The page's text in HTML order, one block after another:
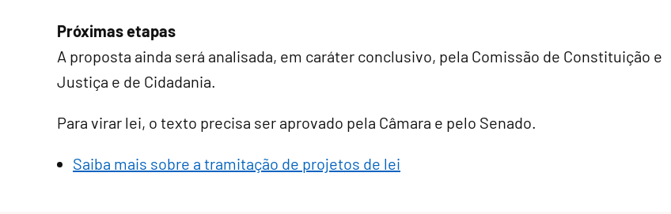
Próximas etapas
A proposta ainda será analisada, em caráter conclusivo, pela Comissão de Constituição e
Justiça e de Cidadania.
Para virar lei, o texto precisa ser aprovado pela Câmara e pelo Senado.
Saiba mais sobre a tramitação de projetos de lei